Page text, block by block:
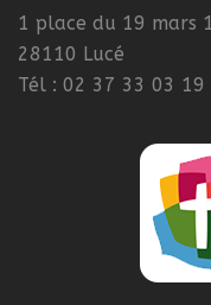
1 place du 19 mars
28110 Lucé
Tél : 02 37 33 03 19